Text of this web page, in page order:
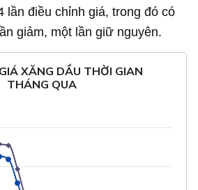
lần điều chỉnh giá, trong đó có
giảm, một lần giữ nguyên.
XĂNG DẦU THỜI GIAN
THÁNG QUA